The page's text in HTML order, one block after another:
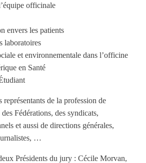
officinale
envers les patients
laboratoires
et environnementale dans l’officine
en Santé
de la profession de
Fédérations, des syndicats,
et aussi de directions générales,
…
Présidents du jury : Cécile Morvan,